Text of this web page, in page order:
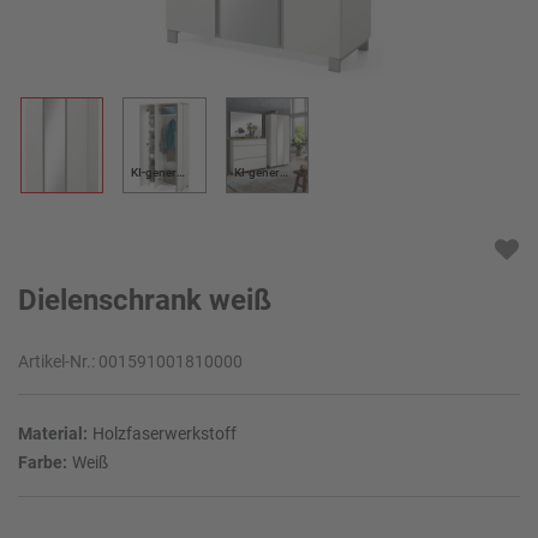
KI-generiert KI-generiert
Dielenschrank weiß
Artikel-Nr.: 001591001810000
Material: Holzfaserwerkstoff
Farbe: Weiß